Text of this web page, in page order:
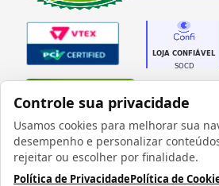
Controle sua privacidade
Usamos cookies para melhorar sua
desempenho e personalizar
rejeitar ou escolher por finalidade.
Política de PrivacidadePolítica de